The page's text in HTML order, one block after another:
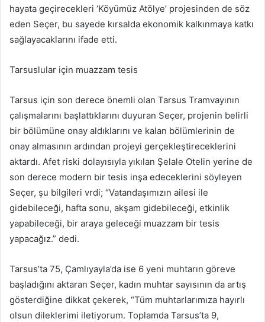
hayata geçirecekleri ‘Köyümüz Atölye’ projesinden de söz
eden Seçer, bu sayede kırsalda ekonomik kalkınmaya katkı
sağlayacaklarını ifade etti.
Tarsuslular için muazzam tesis
Tarsus için son derece önemli olan Tarsus Tramvayının
çalışmalarını başlattıklarını duyuran Seçer, projenin belirli
bir bölümüne onay aldıklarını ve kalan bölümlerinin de
onay almasının ardından projeyi gerçekleştireceklerini
aktardı. Afet riski dolayısıyla yıkılan Şelale Otelin yerine de
son derece modern bir tesis inşa edeceklerini söyleyen
Seçer, şu bilgileri vrdi; “Vatandaşımızın ailesi ile
gidebileceği, hafta sonu, akşam gidebileceği, etkinlik
yapabileceği, bir araya geleceği muazzam bir tesis
yapacağız.” dedi.
Tarsus’ta 75, Çamlıyayla’da ise 6 yeni muhtarın göreve
başladığını aktaran Seçer, kadın muhtar sayısının da artış
gösterdiğine dikkat çekerek, “Tüm muhtarlarımıza hayırlı
olsun dileklerimi iletiyorum. Toplamda Tarsus’ta 9,